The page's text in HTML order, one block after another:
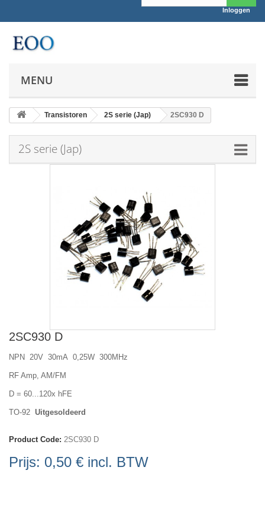
Inloggen
MENU
Transistoren 2S serie (Jap) 2SC930 D
2S serie (Jap)
2SC930 D
NPN 20V 30mA 0,25W 300MHz
RF Amp, AM/FM
D = 60...120x hFE
TO-92 Uitgesoldeerd
Product Code: 2SC930 D
Prijs: 0,50 € incl. BTW